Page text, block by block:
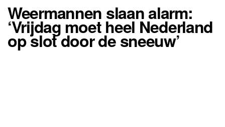
Weermannen slaan alarm:
‘Vrijdag moet heel Nederland
op slot door de sneeuw’